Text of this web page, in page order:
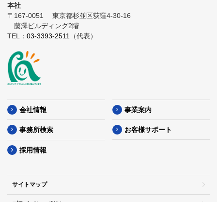
本社
〒167-0051
東京都杉並区荻窪4-30-16
藤澤ビルディング2階
TEL： 03-3393-2511 （代表）
会社情報 事業案内
事務所検索 お客様サポート
採用情報
サイトマップ